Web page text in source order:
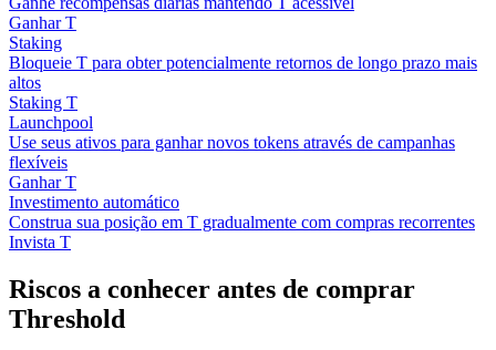
Ganhar T
Staking
Bloqueie T para obter potencialmente retornos de longo prazo mais
altos
Staking T
Launchpool
Use seus ativos para ganhar novos tokens através de campanhas
flexíveis
Ganhar T
Investimento automático
Construa sua posição em T gradualmente com compras recorrentes
Invista T
Riscos a conhecer antes de comprar
Threshold